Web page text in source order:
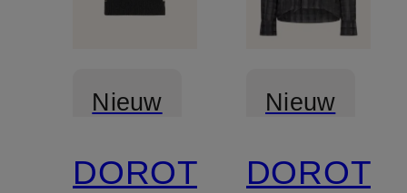
Nieuw
DOROTHEE
Nieuw